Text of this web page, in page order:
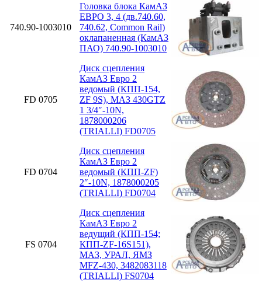
740.90-1003010
Головка блока КамАЗ
ЕВРО 3, 4 (дв.740.60,
740.62, Common Rail)
оклапаненная (КамАЗ
ПАО) 740.90-1003010
FD 0705
Диск сцепления
КамАЗ Евро 2
ведомый (КПП-154,
ZF 9S), МАЗ 430GTZ
1 3/4″-10N,
1878000206
(TRIALLI) FD0705
FD 0704
Диск сцепления
КамАЗ Евро 2
ведомый (КПП-ZF)
2″-10N, 1878000205
(TRIALLI) FD0704
FS 0704
Диск сцепления
КамАЗ Евро 2
ведущий (КПП-154;
КПП-ZF-16S151),
МАЗ, УРАЛ, ЯМЗ
MFZ-430, 3482083118
(TRIALLI) FS0704